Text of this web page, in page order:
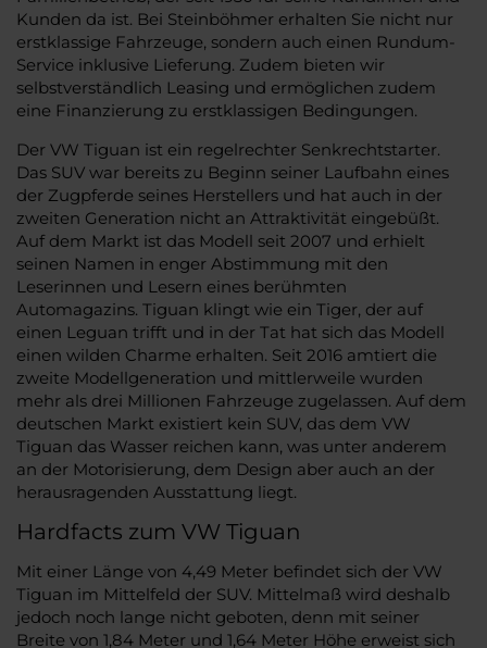
Kunden da ist. Bei Steinböhmer erhalten Sie nicht nur
erstklassige Fahrzeuge, sondern auch einen Rundum-
Service inklusive Lieferung. Zudem bieten wir
selbstverständlich Leasing und ermöglichen zudem
eine Finanzierung zu erstklassigen Bedingungen.
Der VW Tiguan ist ein regelrechter Senkrechtstarter.
Das SUV war bereits zu Beginn seiner Laufbahn eines
der Zugpferde seines Herstellers und hat auch in der
zweiten Generation nicht an Attraktivität eingebüßt.
Auf dem Markt ist das Modell seit 2007 und erhielt
seinen Namen in enger Abstimmung mit den
Leserinnen und Lesern eines berühmten
Automagazins. Tiguan klingt wie ein Tiger, der auf
einen Leguan trifft und in der Tat hat sich das Modell
einen wilden Charme erhalten. Seit 2016 amtiert die
zweite Modellgeneration und mittlerweile wurden
mehr als drei Millionen Fahrzeuge zugelassen. Auf dem
deutschen Markt existiert kein SUV, das dem VW
Tiguan das Wasser reichen kann, was unter anderem
an der Motorisierung, dem Design aber auch an der
herausragenden Ausstattung liegt.
Hardfacts zum VW Tiguan
Mit einer Länge von 4,49 Meter befindet sich der VW
Tiguan im Mittelfeld der SUV. Mittelmaß wird deshalb
jedoch noch lange nicht geboten, denn mit seiner
Breite von 1,84 Meter und 1,64 Meter Höhe erweist sich